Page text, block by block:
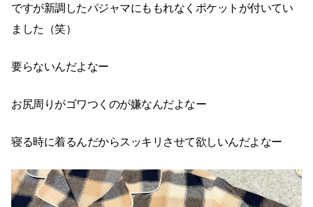
ですが新調したパジャマにももれなくポケットが付いてい
ました（笑）
要らないんだよなー
お尻周りがゴワつくのが嫌なんだよなー
寝る時に着るんだからスッキリさせて欲しいんだよなー